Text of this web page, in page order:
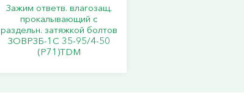
Зажим ответв. влагозащ.
прокалывающий с
раздельн. затяжкой болтов
ЗОВРЗБ-1С 35-95/4-50
(Р71)TDM